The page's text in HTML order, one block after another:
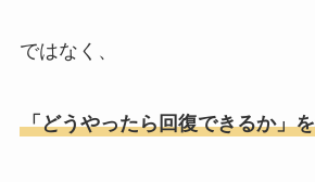
ではなく、
「どうやったら回復できるか」